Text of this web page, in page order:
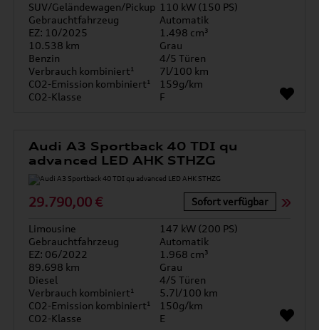
SUV/Geländewagen/Pickup 110 kW (150 PS)
Gebrauchtfahrzeug
Automatik
EZ: 10/2025
1.498 cm³
10.538 km
Grau
Benzin
4/5 Türen
Verbrauch kombiniert¹
7l/100 km
CO2-Emission kombiniert¹
159g/km
CO2-Klasse
F
Audi A3 Sportback 40 TDI qu
advanced LED AHK STHZG
29.790,00 € Sofort verfügbar
Limousine
147 kW (200 PS)
Gebrauchtfahrzeug
Automatik
EZ: 06/2022
1.968 cm³
89.698 km
Grau
Diesel
4/5 Türen
Verbrauch kombiniert¹
5.7l/100 km
CO2-Emission kombiniert¹
150g/km
CO2-Klasse
E